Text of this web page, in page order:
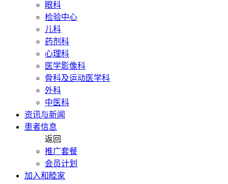
眼科
检验中心
儿科
药剂科
心理科
医学影像科
骨科及运动医学科
外科
中医科
资讯与新闻
患者信息
返回
推广套餐
会员计划
加入和睦家